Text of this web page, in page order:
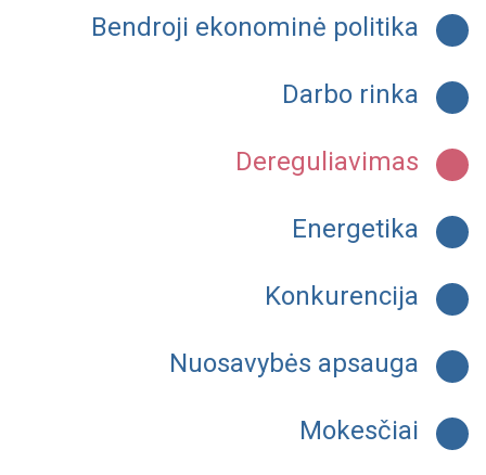
Bendroji ekonominė politika
Darbo rinka
Dereguliavimas
Energetika
Konkurencija
Nuosavybės apsauga
Mokesčiai